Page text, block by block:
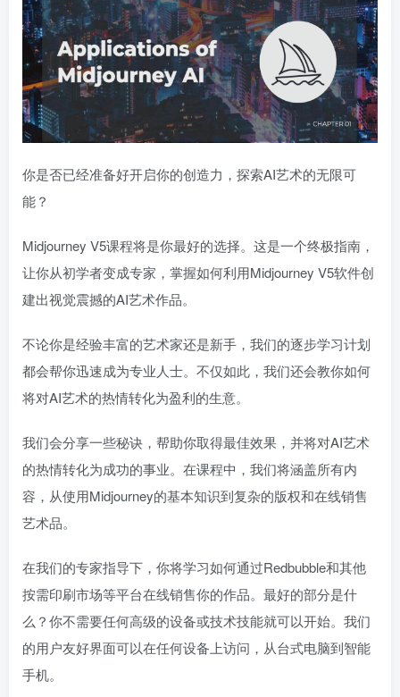
你是否已经准备好开启你的创造力，探索AI艺术的无限可
能？
Midjourney V5课程将是你最好的选择。这是一个终极指南，
让你从初学者变成专家，掌握如何利用Midjourney V5软件创
建出视觉震撼的AI艺术作品。
不论你是经验丰富的艺术家还是新手，我们的逐步学习计划
都会帮你迅速成为专业人士。不仅如此，我们还会教你如何
将对AI艺术的热情转化为盈利的生意。
我们会分享一些秘诀，帮助你取得最佳效果，并将对AI艺术
的热情转化为成功的事业。在课程中，我们将涵盖所有内
容，从使用Midjourney的基本知识到复杂的版权和在线销售
艺术品。
在我们的专家指导下，你将学习如何通过Redbubble和其他
按需印刷市场等平台在线销售你的作品。最好的部分是什
么？你不需要任何高级的设备或技术技能就可以开始。我们
的用户友好界面可以在任何设备上访问，从台式电脑到智能
手机。